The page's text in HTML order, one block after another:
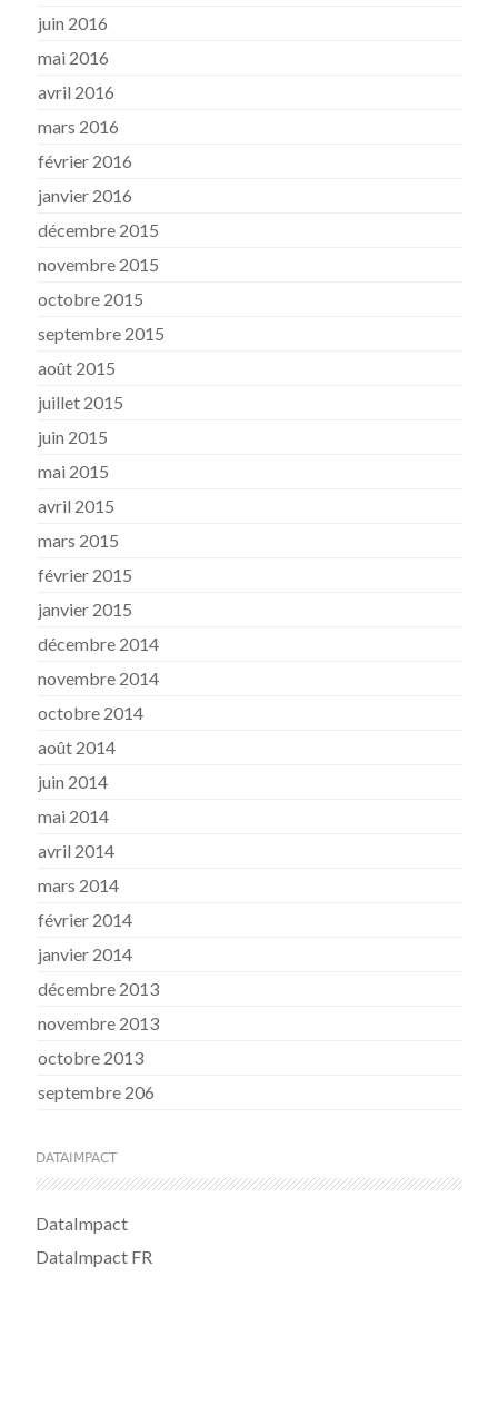
juin 2016
mai 2016
avril 2016
mars 2016
février 2016
janvier 2016
décembre 2015
novembre 2015
octobre 2015
septembre 2015
août 2015
juillet 2015
juin 2015
mai 2015
avril 2015
mars 2015
février 2015
janvier 2015
décembre 2014
novembre 2014
octobre 2014
août 2014
juin 2014
mai 2014
avril 2014
mars 2014
février 2014
janvier 2014
décembre 2013
novembre 2013
octobre 2013
septembre 206
DATAIMPACT
DataImpact
DataImpact FR